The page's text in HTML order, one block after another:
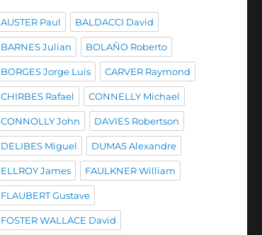
AUSTER Paul BALDACCI David
BARNES Julian BOLAÑO Roberto
BORGES Jorge Luis CARVER Raymond
CHIRBES Rafael CONNELLY Michael
CONNOLLY John DAVIES Robertson
DELIBES Miguel DUMAS Alexandre
ELLROY James FAULKNER William
FLAUBERT Gustave
FOSTER WALLACE David